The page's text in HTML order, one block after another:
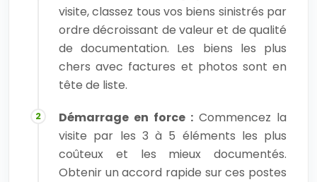
visite, classez tous vos biens sinistrés par
ordre décroissant de valeur et de qualité
de documentation. Les biens les plus
chers avec factures et photos sont en
tête de liste.
Démarrage en force : Commencez la
visite par les 3 à 5 éléments les plus
coûteux et les mieux documentés.
Obtenir un accord rapide sur ces postes